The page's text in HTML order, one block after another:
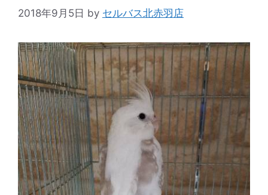
2018年9月5日 by セルバス北赤羽店